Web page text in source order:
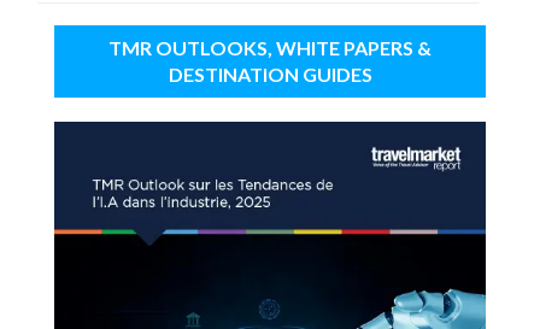
TMR OUTLOOKS, WHITE PAPERS &
DESTINATION GUIDES